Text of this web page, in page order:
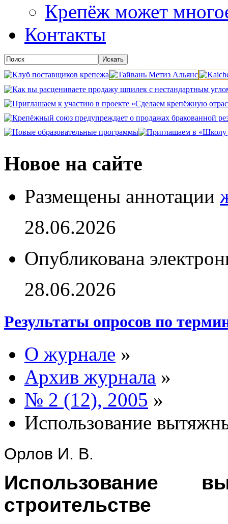
Крепёж может
Контакты
Новое на сайте
Размещены аннотации
28.06.2026
Опубликована
28.06.2026
Результаты опросов по
О журнале »
Архив журнала »
№ 2 (12), 2005 »
Использование
Орлов И. В.
Использование
строительстве